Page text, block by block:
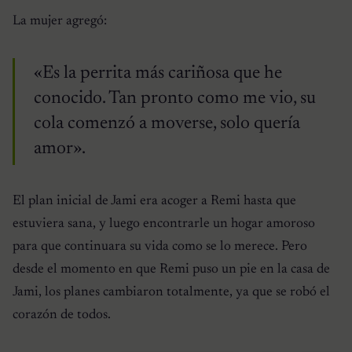
La mujer agregó:
«Es la perrita más cariñosa que he
conocido. Tan pronto como me vio, su
cola comenzó a moverse, solo quería
amor».
El plan inicial de Jami era acoger a Remi hasta que
estuviera sana, y luego encontrarle un hogar amoroso
para que continuara su vida como se lo merece. Pero
desde el momento en que Remi puso un pie en la casa de
Jami, los planes cambiaron totalmente, ya que se robó el
corazón de todos.